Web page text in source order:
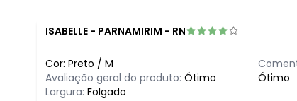
ISABELLE - PARNAMIRIM - RN
Cor: Preto / M
Avaliação geral do produto: Ótimo
Largura: Folgado
Ótimo